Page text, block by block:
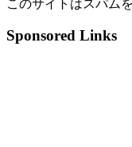
このサイトはスパム
Sponsored Links